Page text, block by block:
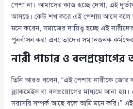
পেশা না। আমাদের কাজ হচ্ছে দেখা, এই
আসছে। কেউ শখ করে এই পেশায় আসে বলে
মনে করেন, সমাজের দায়িত্ব হচ্ছে এই
পুনর্বাসন করা এবং তাদের সম্মানজনক
নারী পাচার ও
তিনি আরও বলেন, “এই পেশায় নারীকে জোর
ব্ল্যাকমেইল বা বলপ্রয়োগের মাধ্যমে আনা হয়।
সরাসরি সম্পর্ক আছে বলে আমি মনে করি।” এই